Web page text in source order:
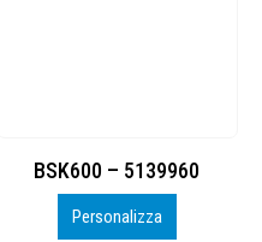
DTF
Personalizza